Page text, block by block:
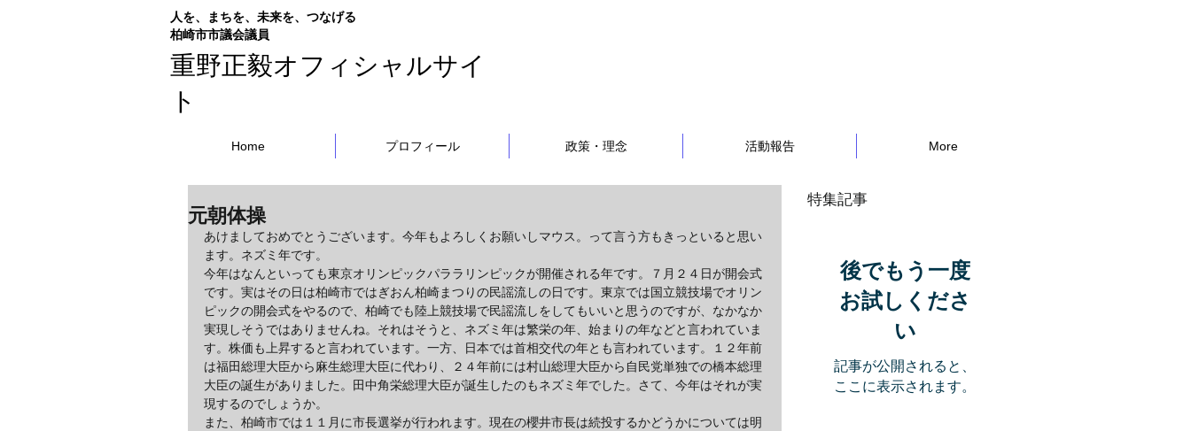
人を、まちを、未来を、つなげる
​柏崎市市議会議員
重野正毅オフィシャルサイ
ト
Home プロフィール 政策・理念 活動報告 More
元朝体操
あけましておめでとうございます。今年もよろしくお願いしマウス。って言う方もきっといると思い
ます。ネズミ年です。
今年はなんといっても東京オリンピックパララリンピックが開催される年です。７月２４日が開会式
です。実はその日は柏崎市ではぎおん柏崎まつりの民謡流しの日です。東京では国立競技場でオリン
ピックの開会式をやるので、柏崎でも陸上競技場で民謡流しをしてもいいと思うのですが、なかなか
実現しそうではありませんね。それはそうと、ネズミ年は繁栄の年、始まりの年などと言われていま
す。株価も上昇すると言われています。一方、日本では首相交代の年とも言われています。１２年前
は福田総理大臣から麻生総理大臣に代わり、２４年前には村山総理大臣から自民党単独での橋本総理
大臣の誕生がありました。田中角栄総理大臣が誕生したのもネズミ年でした。さて、今年はそれが実
現するのでしょうか。
また、柏崎市では１１月に市長選挙が行われます。現在の櫻井市長は続投するかどうかについては明
特集記事
後でもう一度
お試しくださ
い
記事が公開されると、
ここに表示されます。